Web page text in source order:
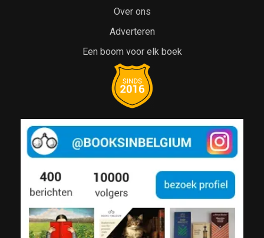
Over ons
Adverteren
Een boom voor elk boek